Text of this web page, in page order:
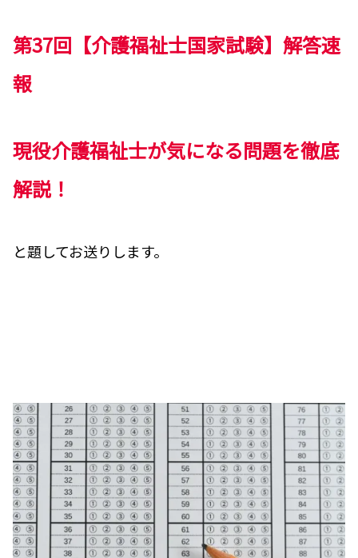
第37回【介護福祉士国家試験】解答速
報
現役介護福祉士が気になる問題を徹底
解説！
と題してお送りします。